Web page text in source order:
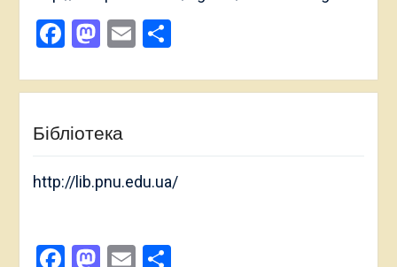
Facebook
Mastodon
EmailПоділитися
Бібліотека
http://lib.pnu.edu.ua/
Facebook
Mastodon
EmailПоділитися